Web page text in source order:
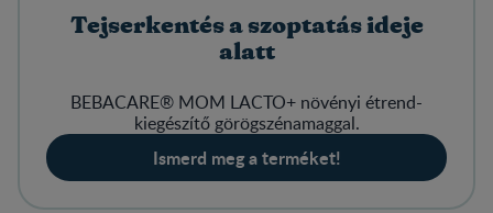
Tejserkentés a szoptatás ideje
alatt
BEBACARE® MOM LACTO+ növényi étrend-
kiegészítő görögszénamaggal.
Ismerd meg a terméket!